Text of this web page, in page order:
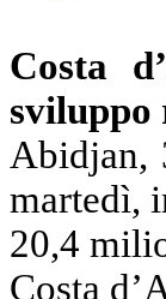
Costa
sviluppo
Abidjan,
martedì,
20,4
Costa